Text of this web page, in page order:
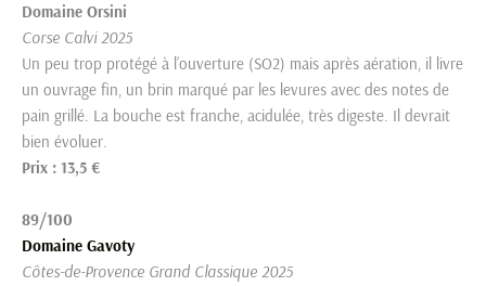
Domaine Orsini
Corse Calvi 2025
Un peu trop protégé à l’ouverture (SO2) mais après aération, il livre
un ouvrage fin, un brin marqué par les levures avec des notes de
pain grillé. La bouche est franche, acidulée, très digeste. Il devrait
bien évoluer.
Prix : 13,5 €
89/100
Domaine Gavoty
Côtes-de-Provence Grand Classique 2025